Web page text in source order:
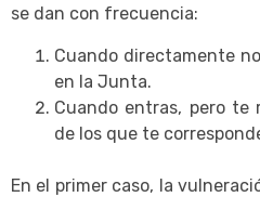
se dan con frecuencia:
Cuando directamente
en la Junta.
Cuando entras, pero te
de los que te
En el primer caso, la